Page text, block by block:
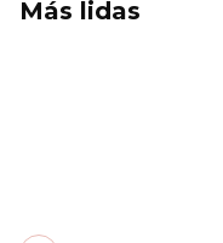
Más lidas